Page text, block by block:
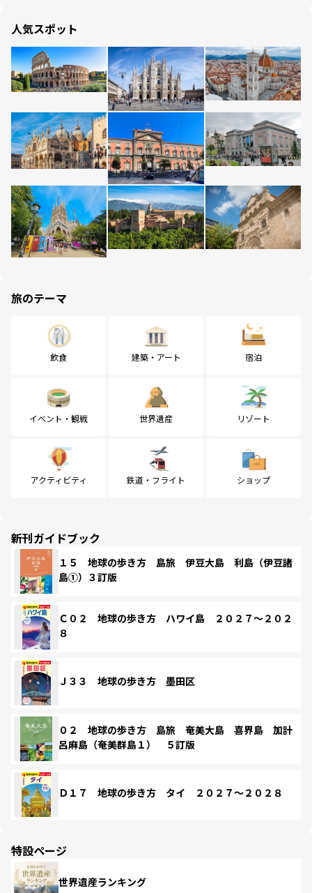
人気スポット
旅のテーマ
飲食 建築・アート 宿泊
イベント・観戦 世界遺産 リゾート
アクティビティ 鉄道・フライト ショップ
新刊ガイドブック
１５ 地球の歩き方 島旅 伊豆大島 利島（伊豆諸
島①）３訂版
Ｃ０２ 地球の歩き方 ハワイ島 ２０２７～２０２
８
Ｊ３３ 地球の歩き方 墨田区
０２ 地球の歩き方 島旅 奄美大島 喜界島 加計
呂麻島（奄美群島１） ５訂版
Ｄ１７ 地球の歩き方 タイ ２０２７～２０２８
特設ページ
世界遺産ランキング